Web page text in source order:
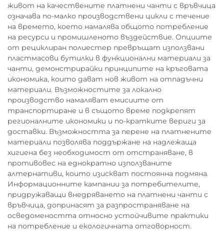
живот на качествените платнени чанти с връвчица
означава по-малко производствени цикли с течение
на времето, което намалява общото потребление
на ресурси и промишленото въздействие. Опциите
от рециклиран полиестер превръщат използвани
пластмасови бутилки в функционални материали за
чанти, демонстрирайки принципите на кръговата
икономика, които дават нов живот на отпадъчни
материали. Възможностите за локално
производство намаляват емисиите от
транспортиране и в същото време подкрепят
регионалните икономики и по-кратките вериги за
доставки. Възможността за перене на платнените
материали позволява поддържане на надлежаща
хигиена без необходимост от отстраняване, в
противовес на еднократно използваните
алтернативи, които изискват постоянна подмяна.
Информационните кампании за потребителите,
придружаващи внедряването на платнени чанти с
връвчица, допринасят за разпространяване на
осведомеността относно устойчивите практики
на потребление и екологичната отговорност.